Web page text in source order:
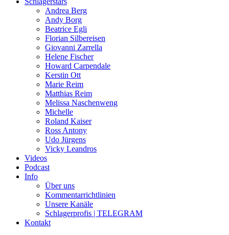
Andrea Berg
Andy Borg
Beatrice Egli
Florian Silbereisen
Giovanni Zarrella
Helene Fischer
Howard Carpendale
Kerstin Ott
Marie Reim
Matthias Reim
Melissa Naschenweng
Michelle
Roland Kaiser
Ross Antony
Udo Jürgens
Vicky Leandros
Videos
Podcast
Info
Über uns
Kommentarrichtlinien
Unsere Kanäle
Schlagerprofis | TELEGRAM
Kontakt